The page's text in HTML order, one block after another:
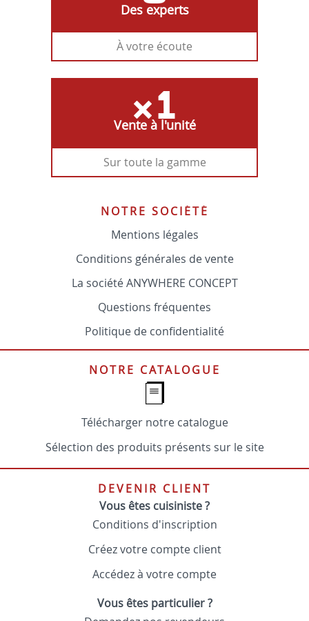
Des experts
À votre écoute
Vente à l'unité
Sur toute la gamme
NOTRE SOCIÉTÉ
Mentions légales
Conditions générales de vente
La société ANYWHERE CONCEPT
Questions fréquentes
Politique de confidentialité
NOTRE CATALOGUE
Télécharger notre catalogue
Sélection des produits présents sur le site
DEVENIR CLIENT
Vous êtes cuisiniste ?
Conditions d'inscription
Créez votre compte client
Accédez à votre compte
Vous êtes particulier ?